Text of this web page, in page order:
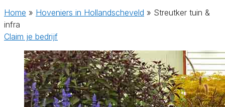
Home » Hoveniers in Hollandscheveld » Streutker tuin &
infra
Claim je bedrijf